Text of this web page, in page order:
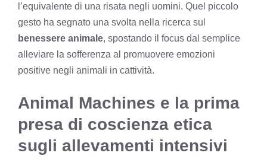
l’equivalente di una risata negli uomini. Quel piccolo
gesto ha segnato una svolta nella ricerca sul
benessere animale, spostando il focus dal semplice
alleviare la sofferenza al promuovere emozioni
positive negli animali in cattività.
Animal Machines e la prima
presa di coscienza etica
sugli allevamenti intensivi